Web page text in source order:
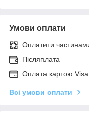
Умови оплати
Оплатити
Післяплата
Оплата картою
Всі умови оплати